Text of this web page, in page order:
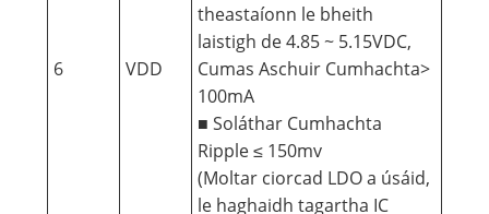
6 VDD
theastaíonn le bheith
laistigh de 4.85 ~ 5.15VDC,
Cumas Aschuir Cumhachta>
100mA
■ Soláthar Cumhachta
Ripple ≤ 150mv
(Moltar ciorcad LDO a úsáid,
le haghaidh tagartha IC